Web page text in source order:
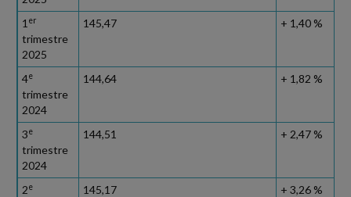
1 er
trimestre
2025
145,47 + 1,40 %
4e
trimestre
2024
144,64 + 1,82 %
3e
trimestre
2024
144,51 + 2,47 %
2e 145,17 + 3,26 %